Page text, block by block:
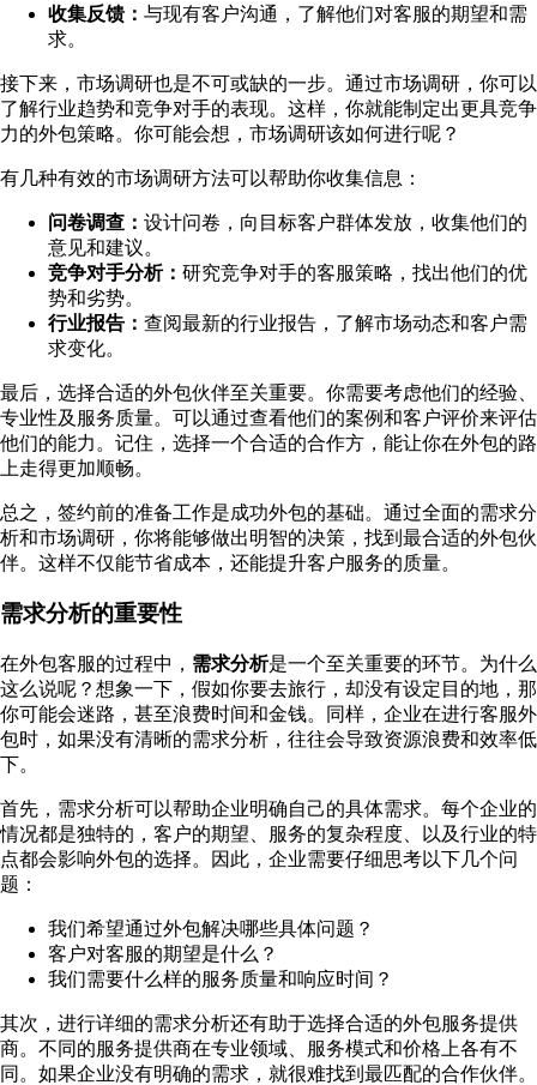
收集反馈： 与现有客户沟通，了解他们对客服的期望和需
求。
接下来，市场调研也是不可或缺的一步。通过市场调研，你可以
了解行业趋势和竞争对手的表现。这样，你就能制定出更具竞争
力的外包策略。你可能会想，市场调研该如何进行呢？
有几种有效的市场调研方法可以帮助你收集信息：
问卷调查： 设计问卷，向目标客户群体发放，收集他们的
意见和建议。
竞争对手分析： 研究竞争对手的客服策略，找出他们的优
势和劣势。
行业报告： 查阅最新的行业报告，了解市场动态和客户需
求变化。
最后，选择合适的外包伙伴至关重要。你需要考虑他们的经验、
专业性及服务质量。可以通过查看他们的案例和客户评价来评估
他们的能力。记住，选择一个合适的合作方，能让你在外包的路
上走得更加顺畅。
总之，签约前的准备工作是成功外包的基础。通过全面的需求分
析和市场调研，你将能够做出明智的决策，找到最合适的外包伙
伴。这样不仅能节省成本，还能提升客户服务的质量。
需求分析的重要性
在外包客服的过程中， 需求分析是一个至关重要的环节。为什么
这么说呢？想象一下，假如你要去旅行，却没有设定目的地，那
你可能会迷路，甚至浪费时间和金钱。同样，企业在进行客服外
包时，如果没有清晰的需求分析，往往会导致资源浪费和效率低
下。
首先，需求分析可以帮助企业明确自己的具体需求。每个企业的
情况都是独特的，客户的期望、服务的复杂程度、以及行业的特
点都会影响外包的选择。因此，企业需要仔细思考以下几个问
题：
我们希望通过外包解决哪些具体问题？
客户对客服的期望是什么？
我们需要什么样的服务质量和响应时间？
其次，进行详细的需求分析还有助于选择合适的外包服务提供
商。不同的服务提供商在专业领域、服务模式和价格上各有不
同。如果企业没有明确的需求，就很难找到最匹配的合作伙伴。